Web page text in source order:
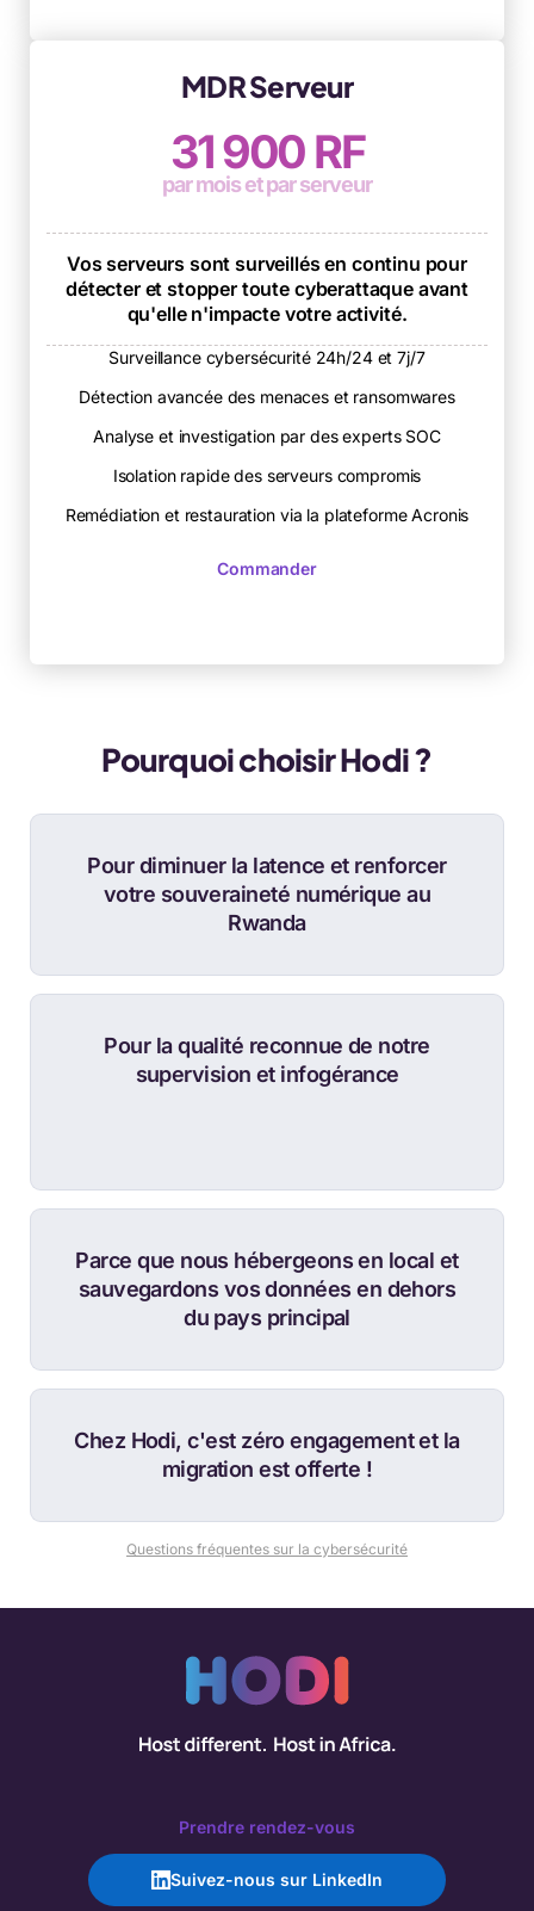
MDR Serveur
31 900 RF
par mois et par serveur
Vos serveurs sont surveillés en continu pour
détecter et stopper toute cyberattaque avant
qu'elle n'impacte votre activité.
Surveillance cybersécurité 24h/24 et 7j/7
Détection avancée des menaces et ransomwares
Analyse et investigation par des experts SOC
Isolation rapide des serveurs compromis
Remédiation et restauration via la plateforme Acronis
Commander
Pourquoi choisir Hodi ?
Pour diminuer la latence et renforcer
votre souveraineté numérique au
Rwanda
Pour la qualité reconnue de notre
supervision et infogérance
Parce que nous hébergeons en local et
sauvegardons vos données en dehors
du pays principal
Chez Hodi, c'est zéro engagement et la
migration est offerte !
Questions fréquentes sur la cybersécurité
Prendre rendez-vous
Suivez-nous sur LinkedIn